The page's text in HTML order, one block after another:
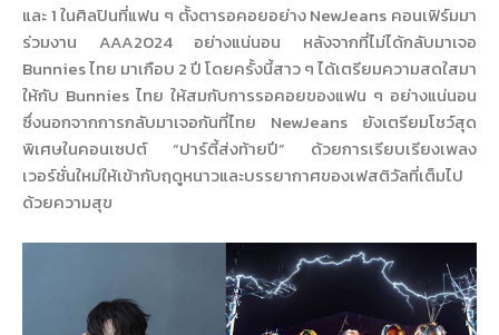
และ 1 ในศิลปินที่แฟน ๆ ตั้งตารอคอยอย่าง NewJeans คอนเฟิร์มมา
ร่วมงาน AAA2024 อย่างแน่นอน หลังจากที่ไม่ได้กลับมาเจอ
Bunnies ไทย มาเกือบ 2 ปี โดยครั้งนี้สาว ๆ ได้เตรียมความสดใสมา
ให้กับ Bunnies ไทย ให้สมกับการรอคอยของแฟน ๆ อย่างแน่นอน
ซึ่งนอกจากการกลับมาเจอกันที่ไทย NewJeans ยังเตรียมโชว์สุด
พิเศษในคอนเซปต์ “ปาร์ตี้ส่งท้ายปี” ด้วยการเรียบเรียงเพลง
เวอร์ชั่นใหม่ให้เข้ากับฤดูหนาวและบรรยากาศของเฟสติวัลที่เต็มไป
ด้วยความสุข